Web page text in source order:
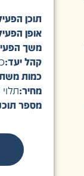
תוכן
אופן
משך
קהל יעד:
כמות
מחיר:
מספר